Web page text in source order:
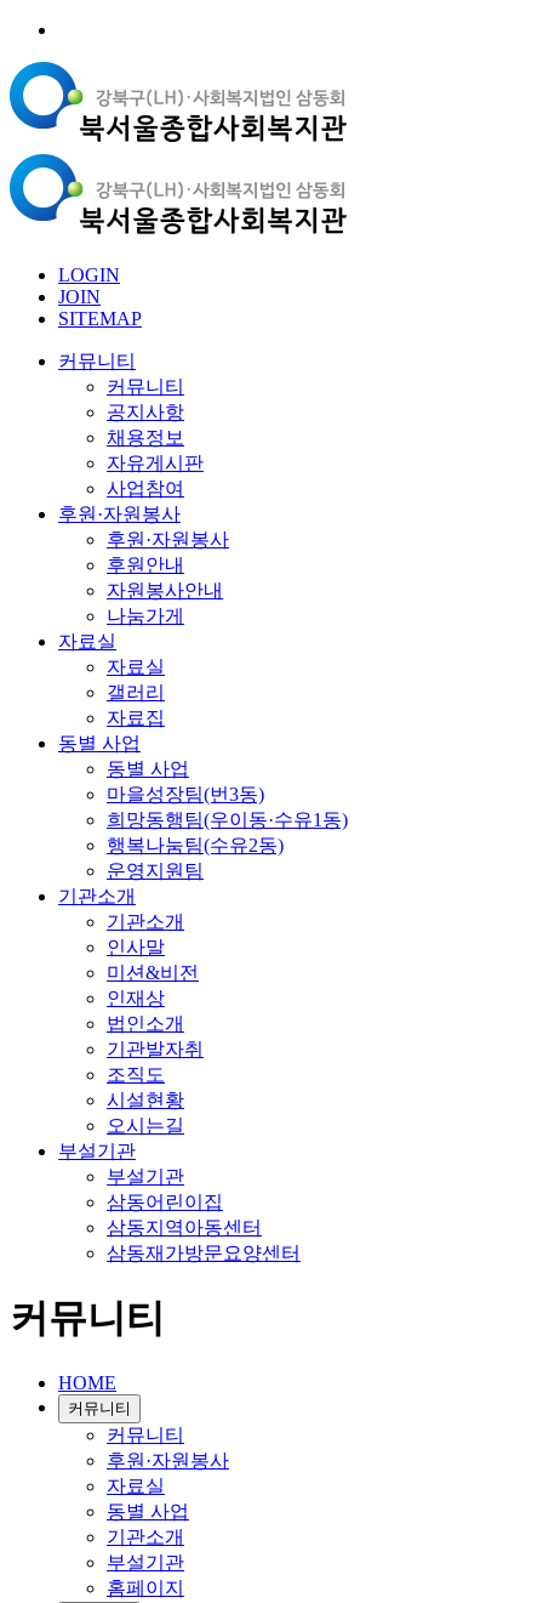
LOGIN
JOIN
SITEMAP
커뮤니티
커뮤니티
공지사항
채용정보
자유게시판
사업참여
후원·자원봉사
후원·자원봉사
후원안내
자원봉사안내
나눔가게
자료실
자료실
갤러리
자료집
동별 사업
동별 사업
마을성장팀(번3동)
희망동행팀(우이동·수유1동)
행복나눔팀(수유2동)
운영지원팀
기관소개
기관소개
인사말
미션&비전
인재상
법인소개
기관발자취
조직도
시설현황
오시는길
부설기관
부설기관
삼동어린이집
삼동지역아동센터
삼동재가방문요양센터
커뮤니티
HOME
커뮤니티
커뮤니티
후원·자원봉사
자료실
동별 사업
기관소개
부설기관
홈페이지